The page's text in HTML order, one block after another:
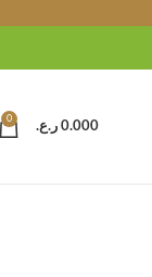
0
0.000 ر.ع.